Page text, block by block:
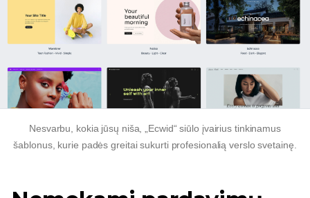
Nesvarbu, kokia jūsų niša, „Ecwid“ siūlo įvairius tinkinamus
šablonus, kurie padės greitai sukurti profesionalią verslo svetainę.